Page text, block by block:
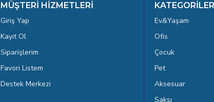
MÜŞTERİ HİZMETLERİ
Giriş Yap
Kayıt Ol
Siparişlerim
Favori Listem
Destek Merkezi
KATEGORİLER
Ev&Yaşam
Ofis
Çocuk
Pet
Aksesuar
Saksı